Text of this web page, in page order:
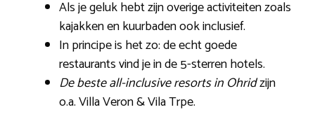
Als je geluk hebt zijn overige activiteiten zoals
kajakken en kuurbaden ook inclusief.
In principe is het zo: de echt goede
restaurants vind je in de 5-sterren hotels.
De beste all-inclusive resorts in Ohridzijn
o.a. Villa Veron & Vila Trpe.